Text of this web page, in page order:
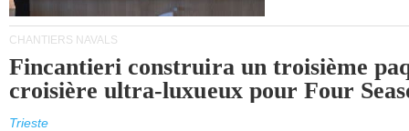
CHANTIERS NAVALS
Fincantieri construira un troisième
croisière ultra-luxueux pour Four
Trieste